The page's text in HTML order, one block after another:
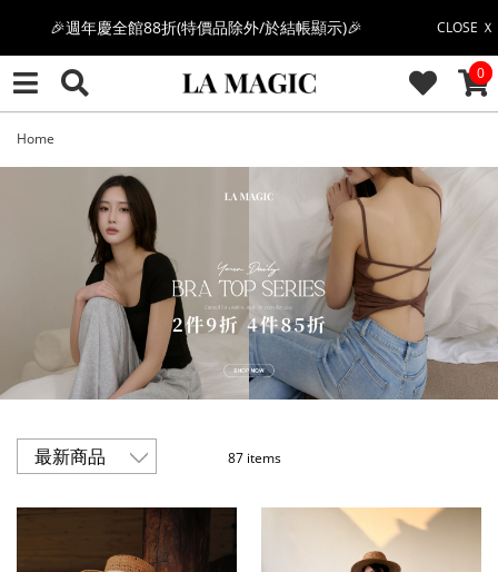
CLOSE Ｘ
感恩回饋價🎁零修圖系列$399起>
全館滿$3000即贈「夏日條紋草編包」👜
果凍棉系列⭐2件$1100|4件$2000|6件$2700
萊卡棉系列💫 2件$1100 | 4件$2000 | 6件$2700
🔥點擊立即➕官方LINE領取$100🔥
🎉週年慶全館88折(特價品除外/於結帳顯示)🎉
0
Home
87 items